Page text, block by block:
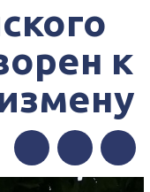
к
Twitter